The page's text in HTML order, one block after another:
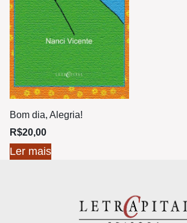
Bom dia, Alegria!
R$20,00
Ler mais